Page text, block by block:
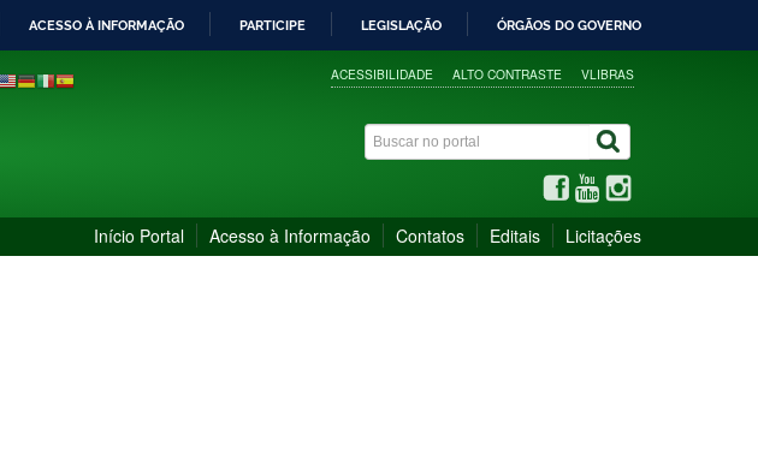
ACESSO À INFORMAÇÃO PARTICIPE LEGISLAÇÃO ÓRGÃOS DO GOVERNO
ACESSIBILIDADE ALTO CONTRASTE VLIBRAS
Início Portal Acesso à Informação Contatos Editais Licitações